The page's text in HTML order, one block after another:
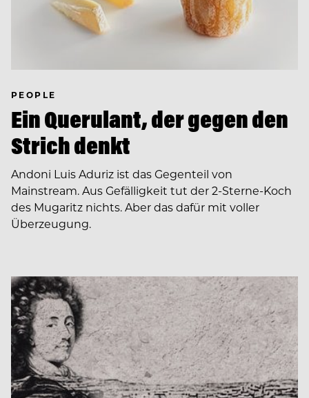
PEOPLE
Ein Querulant, der gegen den
Strich denkt
Andoni Luis Aduriz ist das Gegenteil von
Mainstream. Aus Gefälligkeit tut der 2-Sterne-Koch
des Mugaritz nichts. Aber das dafür mit voller
Überzeugung.